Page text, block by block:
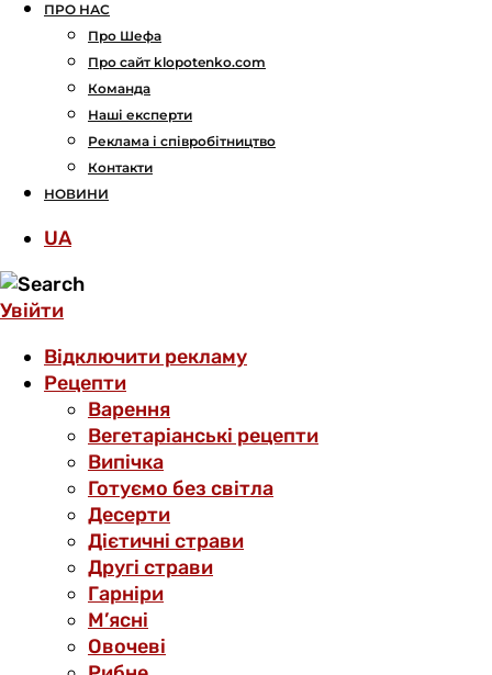
ПРО НАС
Про Шефа
Про сайт klopotenko.com
Команда
Наші експерти
Реклама і співробітництво
Контакти
НОВИНИ
UA
Увійти
Відключити рекламу
Рецепти
Варення
Вегетаріанські рецепти
Випічка
Готуємо без світла
Десерти
Дієтичні страви
Другі страви
Гарніри
М’ясні
Овочеві